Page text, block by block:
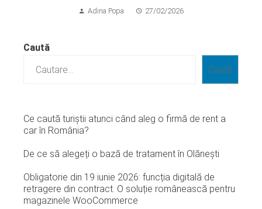
Adina Popa 27/02/2026
Caută
Caută
Ce caută turiștii atunci când aleg o firmă de rent a
car în România?
De ce să alegeți o bază de tratament în Olănești
Obligatorie din 19 iunie 2026: funcția digitală de
retragere din contract. O soluție românească pentru
magazinele WooCommerce